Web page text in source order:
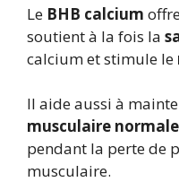
Le BHB calcium
soutient à la fois la
calcium et stimule le
Il aide aussi à
musculaire normale
pendant la perte de
musculaire.